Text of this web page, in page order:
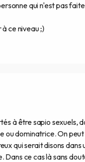
qui n'est pas
ce niveau ;)
à être sapio sexuels,
ou dominatrice. On
qui serait disons
Dans ce cas là sans